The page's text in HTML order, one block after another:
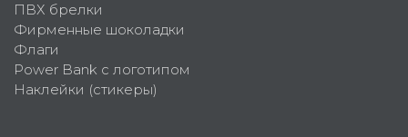
ПВХ брелки
Фирменные шоколадки
Флаги
Power Bank с логотипом
Наклейки (стикеры)